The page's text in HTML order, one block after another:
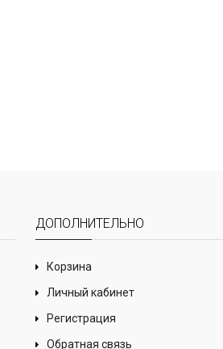
ДОПОЛНИТЕЛЬНО
Корзина
Личный кабинет
Регистрация
Обратная связь